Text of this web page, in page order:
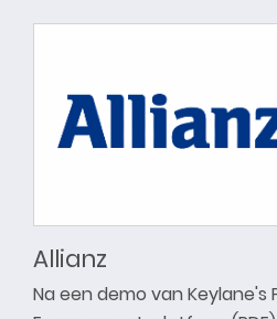
Allianz
Na een demo van Keylane's